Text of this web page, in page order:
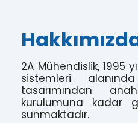
2A Mühendislik, 1995
sistemleri
tasarımından
kurulumuna kadar
sunmaktadır.